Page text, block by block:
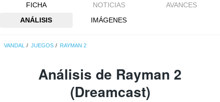
FICHA NOTICIAS
AVANCES
ANÁLISIS
IMÁGENES
VANDAL JUEGOS RAYMAN 2
Análisis de Rayman 2
(Dreamcast)